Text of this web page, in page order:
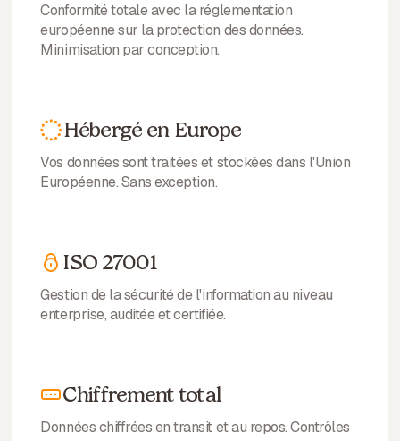
Conformité totale avec la réglementation
européenne sur la protection des données.
Minimisation par conception.
Hébergé en Europe
Vos données sont traitées et stockées dans l'Union
Européenne. Sans exception.
ISO 27001
Gestion de la sécurité de l'information au niveau
enterprise, auditée et certifiée.
Chiffrement total
Données chiffrées en transit et au repos. Contrôles